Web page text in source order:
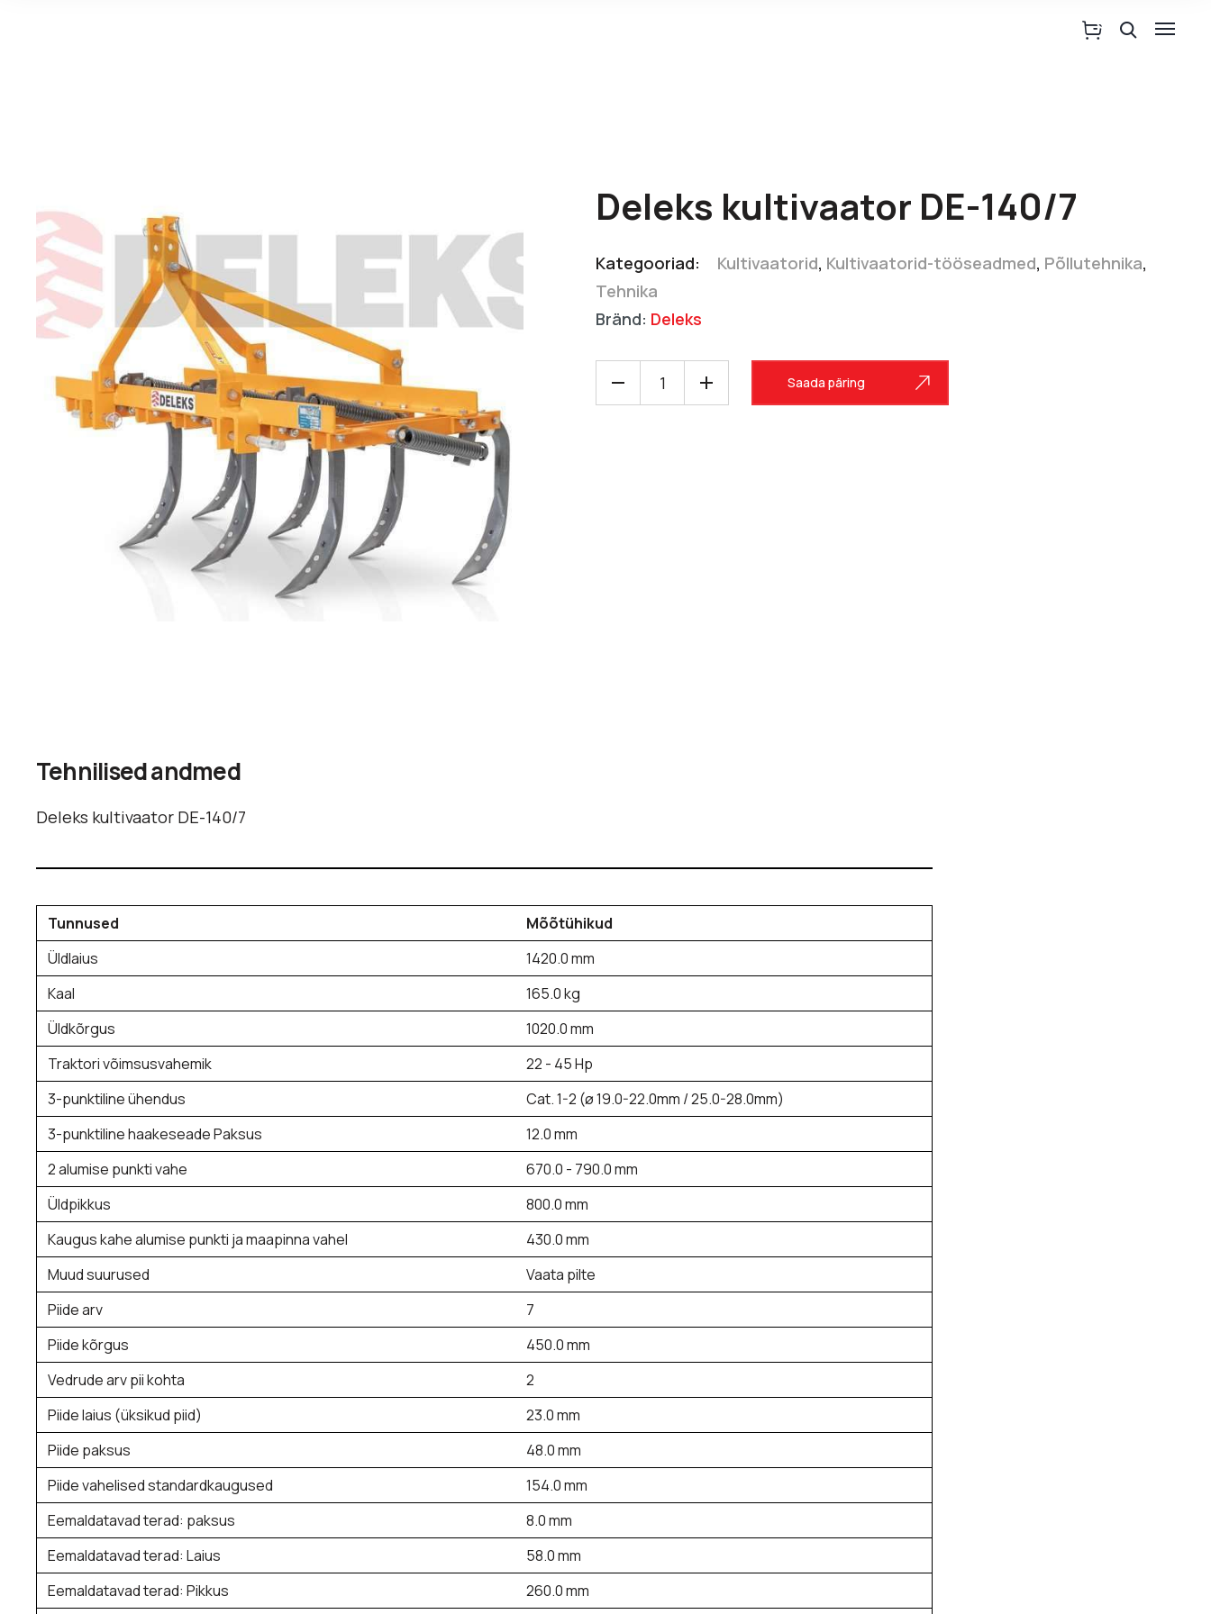
Deleks kultivaator DE-140/7
Kategooriad: Kultivaatorid, Kultivaatorid-tööseadmed, Põllutehnika,
Tehnika
Bränd: Deleks
Saada päring
Tehnilised andmed
Deleks kultivaator DE-140/7
Tunnused
Mõõtühikud
Üldlaius
1420.0 mm
Kaal
165.0 kg
Üldkõrgus
1020.0 mm
Traktori võimsusvahemik
22 - 45 Hp
3-punktiline ühendus
Cat. 1-2 (ø 19.0-22.0mm / 25.0-28.0mm)
3-punktiline haakeseade Paksus
12.0 mm
2 alumise punkti vahe
670.0 - 790.0 mm
Üldpikkus
800.0 mm
Kaugus kahe alumise punkti ja maapinna vahel
430.0 mm
Muud suurused
Vaata pilte
Piide arv
7
Piide kõrgus
450.0 mm
Vedrude arv pii kohta
2
Piide laius (üksikud piid)
23.0 mm
Piide paksus
48.0 mm
Piide vahelised standardkaugused
154.0 mm
Eemaldatavad terad: paksus
8.0 mm
Eemaldatavad terad: Laius
58.0 mm
Eemaldatavad terad: Pikkus
260.0 mm